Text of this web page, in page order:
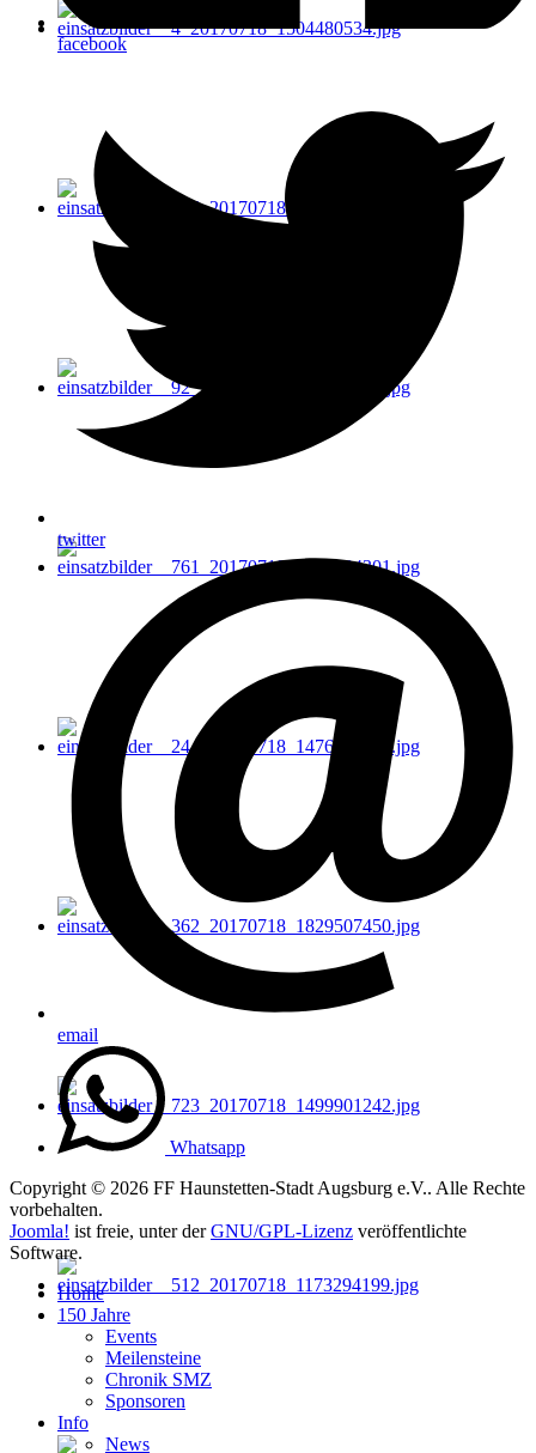
facebook
twitter
email
Whatsapp
Copyright © 2026 FF Haunstetten-Stadt Augsburg e.V.. Alle Rechte
vorbehalten.
Joomla! ist freie, unter derGNU/GPL-Lizenz veröffentlichte
Software.
Home
150 Jahre
Events
Meilensteine
Chronik SMZ
Sponsoren
Info
News